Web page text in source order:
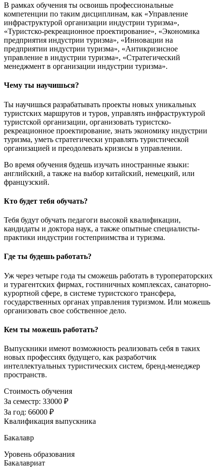
В рамках обучения ты освоишь профессиональные
компетенции по таким дисциплинам, как «Управление
инфраструктурой организации индустрии туризма»,
«Туристско-рекреационное проектирование», «Экономика
предприятия индустрии туризма», «Инновации на
предприятии индустрии туризма», «Антикризисное
управление в индустрии туризма», «Стратегический
менеджмент в организации индустрии туризма».
Чему ты научишься?
Ты научишься разрабатывать проекты новых уникальных
туристских маршрутов и туров, управлять инфраструктурой
туристской организации, организовать туристско-
рекреационное проектирование, знать экономику индустрии
туризма, уметь стратегически управлять туристической
организацией и преодолевать кризисы в управлении.
Во время обучения будешь изучать иностранные языки:
английский, а также на выбор китайский, немецкий, или
французский.
Кто будет тебя обучать?
Тебя будут обучать педагоги высокой квалификации,
кандидаты и доктора наук, а также опытные специалисты-
практики индустрии гостеприимства и туризма.
Где ты будешь работать?
Уж через четыре года ты сможешь работать в туроператорских
и турагентских фирмах, гостиничных комплексах, санаторно-
курортной сфере, в системе туристского трансфера,
государственных органах управления туризмом. Или можешь
организовать свое собственное дело.
Кем ты можешь работать?
Выпускники имеют возможность реализовать себя в таких
новых профессиях будущего, как разработчик
интеллектуальных туристических систем, бренд-менеджер
пространств.
Стоимость обучения
За семестр: 33000 ₽
За год: 66000 ₽
Квалификация выпускника
Бакалавр
Уровень образования
Бакалавриат